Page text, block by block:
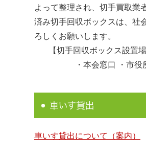
よって整理され、切手買取業
済み切手回収ボックスは、社
ろしくお願いします。
【切手回収ボックス設置場
・本会窓口 ・市
車いす貸出
車いす貸出について（案内）